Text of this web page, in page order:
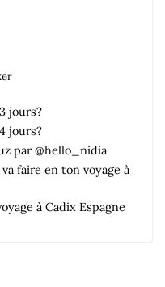
jours?
jours?
par @hello_nidia
faire en ton voyage à
à Cadix Espagne